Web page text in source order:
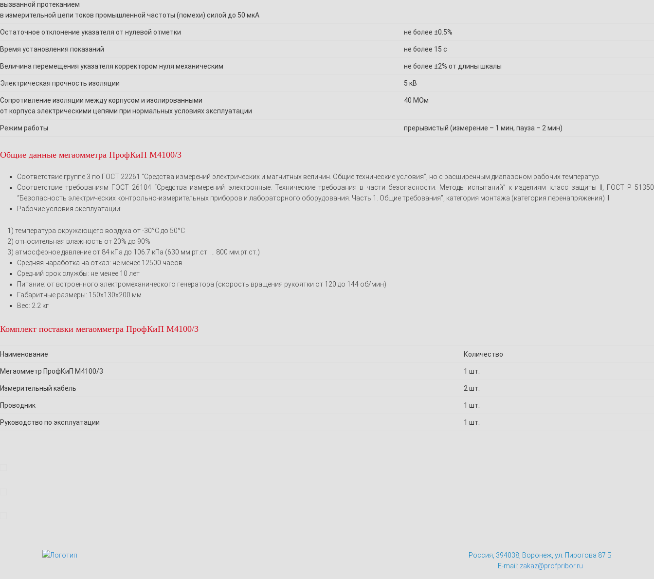
вызванной протеканием
в измерительной цепи токов промышленной частоты (помехи) силой до 50 мкА
Остаточное отклонение указателя от нулевой отметки не более ±0.5%
Время установления показаний не более 15 с
Величина перемещения указателя корректором нуля механическим не более ±2% от длины шкалы
Электрическая прочность изоляции 5 кВ
Сопротивление изоляции между корпусом и изолированными
от корпуса электрическими цепями при нормальных условиях эксплуатации
40 МОм
Режим работы прерывистый (измерение – 1 мин, пауза – 2 мин)
Общие данные мегаомметра ПрофКиП М4100/3
Соответствие группе 3 по ГОСТ 22261 “Средства измерений электрических и магнитных величин. Общие технические условия”, но с расширенным диапазоном рабочих температур.
Соответствие требованиям ГОСТ 26104 “Средства измерений электронные. Технические требования в части безопасности. Методы испытаний” к изделиям класс защиты II, ГОСТ Р 51350
“Безопасность электрических контрольно-измерительных приборов и лабораторного оборудования. Часть 1. Общие требования”, категория монтажа (категория перенапряжения) II
Рабочие условия эксплуатации:
1) температура окружающего воздуха от -30°С до 50°С
2) относительная влажность от 20% до 90%
3) атмосферное давление от 84 кПа до 106.7 кПа (630 мм.рт.ст. … 800 мм.рт.ст.)
Средняя наработка на отказ: не менее 12500 часов
Средний срок службы: не менее 10 лет
Питание: от встроенного электромеханического генератора (скорость вращения рукоятки от 120 до 144 об/мин)
Габаритные размеры: 150х130х200 мм
Вес: 2.2 кг
Комплект поставки мегаомметра ПрофКиП М4100/3
Наименование Количество
Мегаомметр ПрофКиП М4100/3 1 шт.
Измерительный кабель 2 шт.
Проводник 1 шт.
Руководство по эксплуатации 1 шт.
Россия, 394038, Воронеж, ул. Пирогова 87 Б
E-mail: zakaz@profpribor.ru